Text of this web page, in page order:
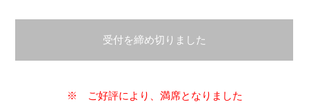
受付を締め切りました
※ ご好評により、満席となりました